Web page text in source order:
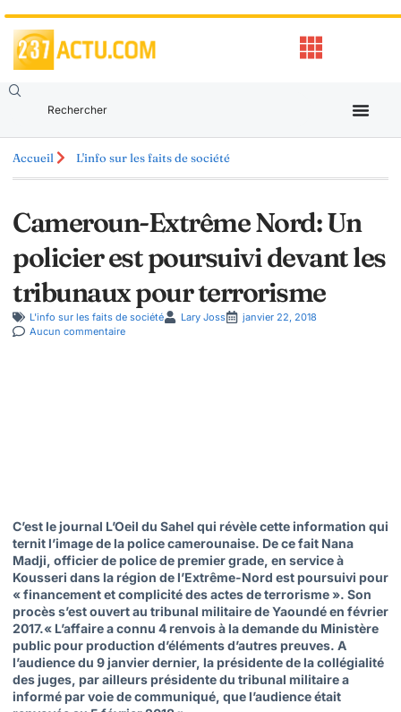
Accueil L'info sur les faits de société
Cameroun-Extrême Nord: Un
policier est poursuivi devant les
tribunaux pour terrorisme
L'info sur les faits de société Lary Joss
janvier 22, 2018
Aucun commentaire
C’est le journal L’Oeil du Sahel qui révèle cette information qui
ternit l’image de la police camerounaise. De ce fait Nana
Madji, officier de police de premier grade, en service à
Kousseri dans la région de l’Extrême-Nord est poursuivi pour
« financement et complicité des actes de terrorisme ». Son
procès s’est ouvert au tribunal militaire de Yaoundé en février
2017.« L’affaire a connu 4 renvois à la demande du Ministère
public pour production d’éléments d’autres preuves. A
l’audience du 9 janvier dernier, la présidente de la collégialité
des juges, par ailleurs présidente du tribunal militaire a
informé par voie de communiqué, que l’audience était